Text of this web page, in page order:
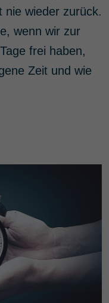
nie wieder zurück.
wenn wir zur
frei haben,
Zeit und wie